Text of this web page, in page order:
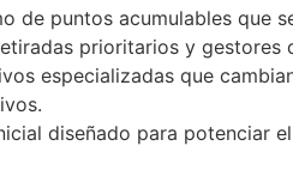
de puntos acumulables que
prioritarios y gestores
especializadas que
diseñado para potenciar